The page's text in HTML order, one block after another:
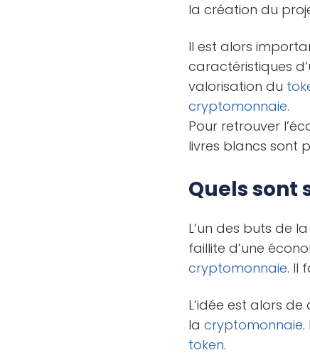
la création du
Il est alors
caractéristiques
valorisation du
cryptomonnaie.
Pour retrouver
livres blancs sont
Quels sont
L’un des buts de
faillite d’une
cryptomonnaie. Il
L’idée est alors
lacryptomonnaie
token.